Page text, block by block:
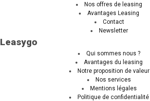
Nos offres de leasing
Avantages Leasing
Contact
Newsletter
Leasygo
Qui sommes nous ?
Avantages du leasing
Notre proposition de valeur
Nos services
Mentions légales
Politique de confidentialité